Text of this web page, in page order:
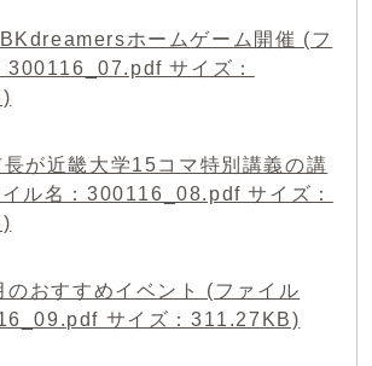
ホームゲーム開催 (フ
300116_07.pdf サイズ：
が近畿大学15コマ特別講義の講
ル名：300116_08.pdf サイズ：
おすすめイベント (ファイル
サイズ：311.27KB)